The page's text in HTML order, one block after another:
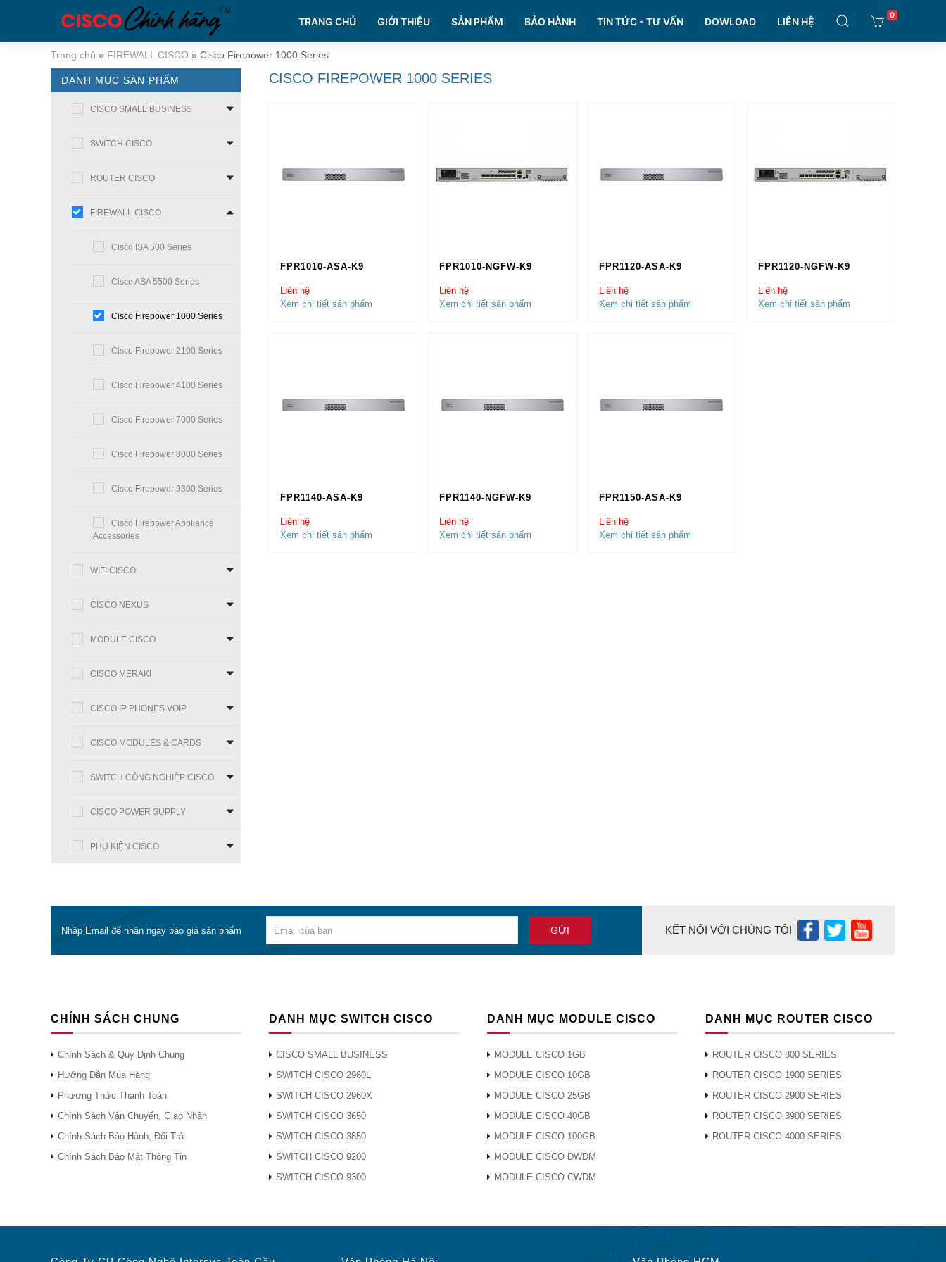
TRANG CHỦ GIỚI THIỆU SẢN PHẨM BẢO HÀNH TIN TỨC - TƯ VẤN DOWLOAD LIÊN HỆ
0
Trang chủ » FIREWALL CISCO » Cisco Firepower 1000 Series
CISCO FIREPOWER 1000 SERIES
FPR1010-ASA-K9
Liên hệ
Xem chi tiết sản phẩm
FPR1010-NGFW-K9
Liên hệ
Xem chi tiết sản phẩm
FPR1120-ASA-K9
Liên hệ
Xem chi tiết sản phẩm
FPR1120-NGFW-K9
Liên hệ
Xem chi tiết sản phẩm
FPR1140-ASA-K9
Liên hệ
Xem chi tiết sản phẩm
FPR1140-NGFW-K9
Liên hệ
Xem chi tiết sản phẩm
FPR1150-ASA-K9
Liên hệ
Xem chi tiết sản phẩm
DANH MỤC SẢN PHẨM
CISCO SMALL BUSINESS
SWITCH CISCO
ROUTER CISCO
FIREWALL CISCO
Cisco ISA 500 Series
Cisco ASA 5500 Series
Cisco Firepower 1000 Series
Cisco Firepower 2100 Series
Cisco Firepower 4100 Series
Cisco Firepower 7000 Series
Cisco Firepower 8000 Series
Cisco Firepower 9300 Series
Cisco Firepower Appliance
Accessories
WIFI CISCO
CISCO NEXUS
MODULE CISCO
CISCO MERAKI
CISCO IP PHONES VOIP
CISCO MODULES & CARDS
SWITCH CÔNG NGHIỆP CISCO
CISCO POWER SUPPLY
PHỤ KIỆN CISCO
Nhập Email để nhận ngay báo giá sản phẩm KẾT NỐI VỚI CHÚNG TÔI
CHÍNH SÁCH CHUNG
Chính Sách & Quy Định Chung
Hướng Dẫn Mua Hàng
Phương Thức Thanh Toán
Chính Sách Vận Chuyển, Giao Nhận
Chính Sách Bảo Hành, Đổi Trả
Chính Sách Bảo Mật Thông Tin
DANH MỤC SWITCH CISCO
CISCO SMALL BUSINESS
SWITCH CISCO 2960L
SWITCH CISCO 2960X
SWITCH CISCO 3650
SWITCH CISCO 3850
SWITCH CISCO 9200
SWITCH CISCO 9300
DANH MỤC MODULE CISCO
MODULE CISCO 1GB
MODULE CISCO 10GB
MODULE CISCO 25GB
MODULE CISCO 40GB
MODULE CISCO 100GB
MODULE CISCO DWDM
MODULE CISCO CWDM
DANH MỤC ROUTER CISCO
ROUTER CISCO 800 SERIES
ROUTER CISCO 1900 SERIES
ROUTER CISCO 2900 SERIES
ROUTER CISCO 3900 SERIES
ROUTER CISCO 4000 SERIES